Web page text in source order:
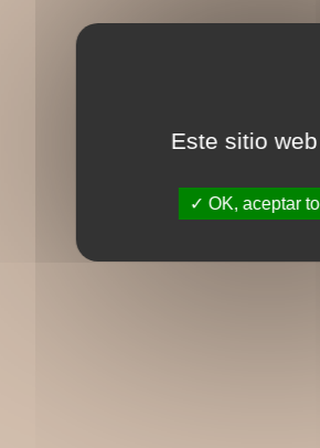
Este sitio
OK, aceptar